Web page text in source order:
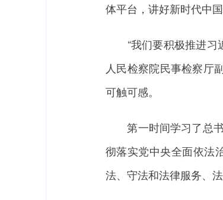
体平台，讲好新时代中
“我们要积极推进习近
人民检察院民事检察厅
可触可感。
第一时间学习了总书
彻落实党中央全面依法
法、守法和法律服务、